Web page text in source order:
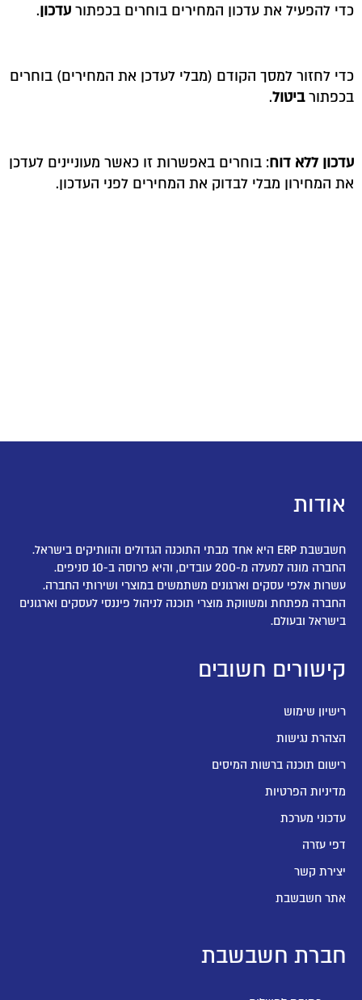
כדי להפעיל את עדכון המחירים בוחרים בכפתור עדכון.
כדי לחזור למסך הקודם (מבלי לעדכן את המחירים) בוחרים
בכפתורביטול.
עדכון ללא דוח: בוחרים באפשרות זו כאשר מעוניינים לעדכן
את המחירון מבלי לבדוק את המחירים לפני העדכון.
אודות
חשבשבת ERP היא אחד מבתי התוכנה הגדולים והוותיקים בישראל.
החברה מונה למעלה מ-200 עובדים, והיא פרוסה ב-10 סניפים.
עשרות אלפי עסקים וארגונים משתמשים במוצרי ושירותי החברה.
החברה מפתחת ומשווקת מוצרי תוכנה לניהול פיננסי לעסקים וארגונים
בישראל ובעולם.
קישורים חשובים
רישיון שימוש
הצהרת נגישות
רישום תוכנה ברשות המיסים
מדיניות הפרטיות
עדכוני מערכת
דפי עזרה
יצירת קשר
אתר חשבשבת
חברת חשבשבת